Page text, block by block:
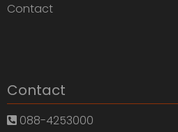
Contact
Contact
088-4253000